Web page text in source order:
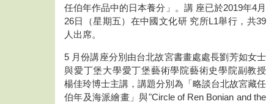
任伯年作品中的日本養分」。講 座已於2019年4月
26日（星期五）在中國文化研 究所L1舉行，共39
人出席。
5 月份講座分別由台北故宮書畫處處長劉芳如女士
與愛丁堡大學愛丁堡藝術學院藝術史學院副教授
楊佳玲博士主講，講題分別為「略談台北故宮藏任
伯年及海派繪畫」與"Circle of Ren Bonian and the